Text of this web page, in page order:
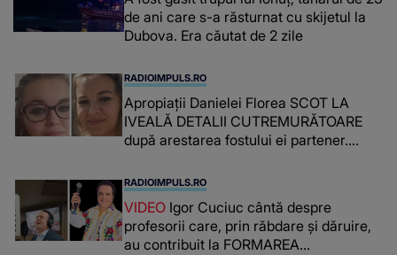
de ani care s-a răsturnat cu skijetul la
Dubova. Era căutat de 2 zile
RADIOIMPULS.RO
Apropiații Danielei Florea SCOT LA
IVEALĂ DETALII CUTREMURĂTOARE
după arestarea fostului ei partener.
românca ucisă în Italia și ascunsă în
lada unui pat: " Îmi pare rău că nu am
reușit să fac mai mult pentru ea și..."
RADIOIMPULS.RO
VIDEO Igor Cuciuc cântă despre
profesorii care, prin răbdare și dăruire,
au contribuit la FORMAREA